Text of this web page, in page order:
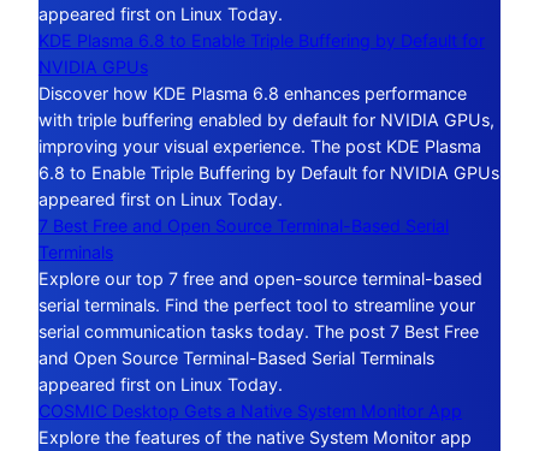
appeared first on Linux Today.
KDE Plasma 6.8 to Enable Triple Buffering by Default for
NVIDIA GPUs
Discover how KDE Plasma 6.8 enhances performance
with triple buffering enabled by default for NVIDIA GPUs,
improving your visual experience. The post KDE Plasma
6.8 to Enable Triple Buffering by Default for NVIDIA GPUs
appeared first on Linux Today.
7 Best Free and Open Source Terminal-Based Serial
Terminals
Explore our top 7 free and open-source terminal-based
serial terminals. Find the perfect tool to streamline your
serial communication tasks today. The post 7 Best Free
and Open Source Terminal-Based Serial Terminals
appeared first on Linux Today.
COSMIC Desktop Gets a Native System Monitor App
Explore the features of the native System Monitor app